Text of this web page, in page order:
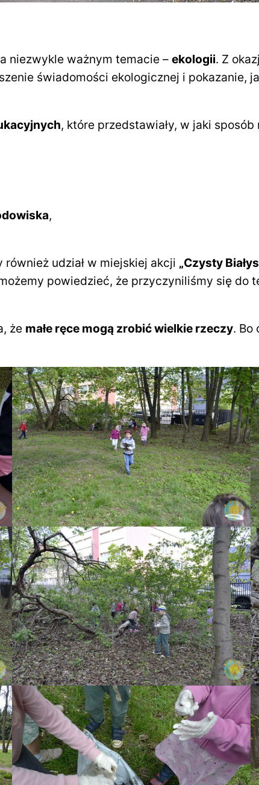
niezwykle ważnym temacie – ekologii. Z
świadomości ekologicznej i pokazanie,
, które przedstawiały, w jaki
,
udział w miejskiej akcji „Czysty
powiedzieć, że przyczyniliśmy się do
że małe ręce mogą zrobić wielkie rzeczy. Bo